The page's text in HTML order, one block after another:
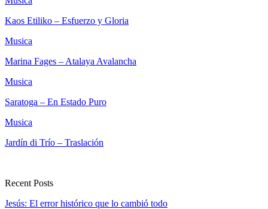
Kaos Etiliko – Esfuerzo y Gloria
Musica
Marina Fages – Atalaya Avalancha
Musica
Saratoga – En Estado Puro
Musica
Jardín di Trío – Traslación
Recent Posts
Jesús: El error histórico que lo cambió todo